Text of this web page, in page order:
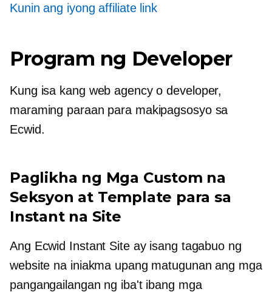
Kunin ang iyong affiliate link
Program ng Developer
Kung isa kang web agency o developer,
maraming paraan para makipagsosyo sa
Ecwid.
Paglikha ng Mga Custom na
Seksyon at Template para sa
Instant na Site
Ang Ecwid Instant Site ay isang tagabuo ng
website na iniakma upang matugunan ang mga
pangangailangan ng iba't ibang mga